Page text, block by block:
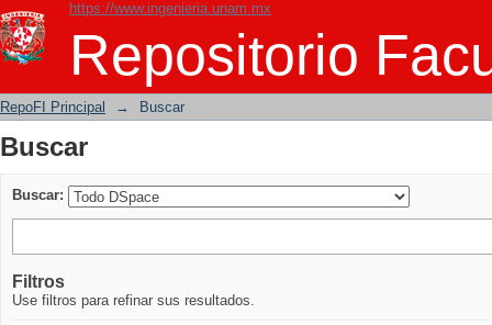
https://www.ingenieria.unam.mx
Repositorio
Buscar
RepoFI Principal → Buscar
Buscar
Buscar:
Filtros
Use filtros para refinar sus resultados.